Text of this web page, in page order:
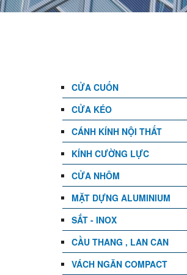
CỬA CUỐN
CỬA KÉO
CÁNH KÍNH NỘI THẤT
KÍNH CƯỜNG LỰC
CỬA NHÔM
MẶT DỰNG ALUMINIUM
SẮT - INOX
CẦU THANG , LAN CAN
VÁCH NGĂN COMPACT